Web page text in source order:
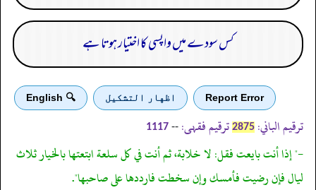
کس سودے میں واپسی کا اختیار ہوتا ہے
Report Error اظهار التشكيل 🔍 English
ترقیم الباني: 2875 ترقیم فقہی: --
1117
-" إذا أنت بايعت فقل: لا خلابة، ثم أنت في كل سلعة ابتعتها بالخيار ثلاث
ليال فإن رضيت فأمسك وإن سخطت فارددها على صاحبها".